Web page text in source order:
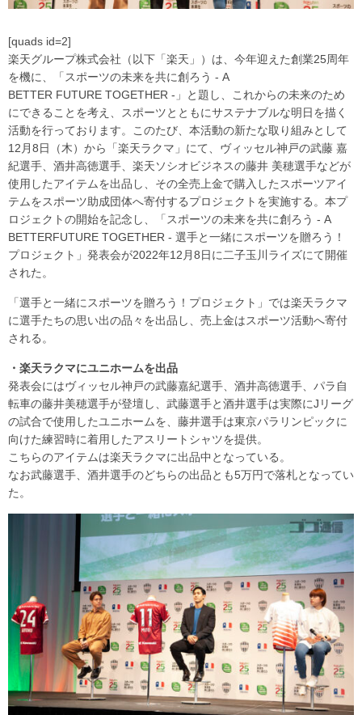
[quads id=2]
楽天グループ株式会社（以下「楽天」）は、今年迎えた創業25周年
を機に、「スポーツの未来を共に創ろう ‐ A
BETTER FUTURE TOGETHER ‐」と題し、これからの未来のため
にできることを考え、スポーツとともにサステナブルな明日を描く
活動を行っております。このたび、本活動の新たな取り組みとして
12月8日（木）から「楽天ラクマ」にて、ヴィッセル神戸の武藤 嘉
紀選手、酒井高徳選手、楽天ソシオビジネスの藤井 美穂選手などが
使用したアイテムを出品し、その全売上金で購入したスポーツアイ
テムをスポーツ助成団体へ寄付するプロジェクトを実施する。本プ
ロジェクトの開始を記念し、「スポーツの未来を共に創ろう ‐ A
BETTERFUTURE TOGETHER ‐ 選手と一緒にスポーツを贈ろう！
プロジェクト」発表会が2022年12月8日に二子玉川ライズにて開催
された。
「選手と一緒にスポーツを贈ろう！プロジェクト」では楽天ラクマ
に選手たちの思い出の品々を出品し、売上金はスポーツ活動へ寄付
される。
・楽天ラクマにユニホームを出品
発表会にはヴィッセル神戸の武藤嘉紀選手、酒井高徳選手、パラ自
転車の藤井美穂選手が登壇し、武藤選手と酒井選手は実際にJリーグ
の試合で使用したユニホームを、藤井選手は東京パラリンピックに
向けた練習時に着用したアスリートシャツを提供。
こちらのアイテムは楽天ラクマに出品中となっている。
なお武藤選手、酒井選手のどちらの出品とも5万円で落札となってい
た。